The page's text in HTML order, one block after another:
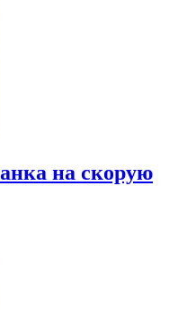
на скорую